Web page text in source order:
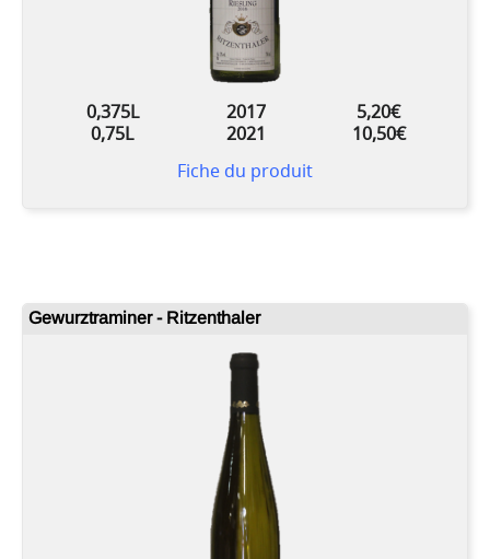
0,375L 2017
5,20€
0,75L
2021
10,50€
Fiche du produit
Gewurztraminer - Ritzenthaler